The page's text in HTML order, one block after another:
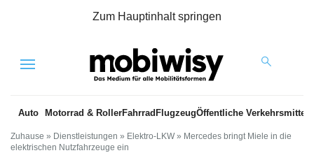
Zum Hauptinhalt springen
Menu
Auto Motorrad & RollerFahrrad FlugzeugÖffentliche Verkehrsmittel
Zuhause » Dienstleistungen » Elektro-LKW » Mercedes bringt Miele in die
elektrischen Nutzfahrzeuge ein